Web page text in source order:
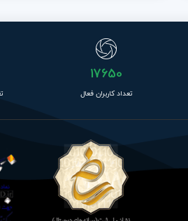
17650
تعداد کاربران فعال